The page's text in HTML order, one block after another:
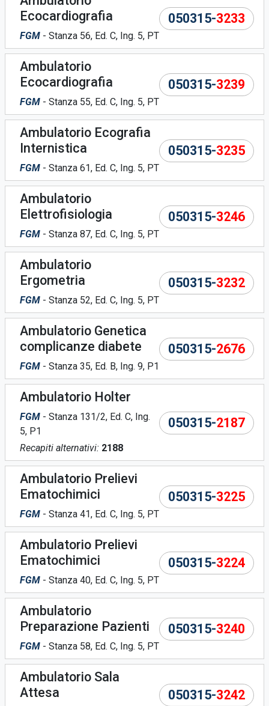
Ecocardiografia
FGM - Stanza 56, Ed. C, Ing. 5, PT
050315-3233
Ambulatorio
Ecocardiografia
FGM - Stanza 55, Ed. C, Ing. 5, PT
050315-3239
Ambulatorio Ecografia
Internistica
FGM - Stanza 61, Ed. C, Ing. 5, PT
050315-3235
Ambulatorio
Elettrofisiologia
FGM - Stanza 87, Ed. C, Ing. 5, PT
050315-3246
Ambulatorio
Ergometria
FGM - Stanza 52, Ed. C, Ing. 5, PT
050315-3232
Ambulatorio Genetica
complicanze diabete
FGM - Stanza 35, Ed. B, Ing. 9, P1
050315-2676
Ambulatorio Holter
FGM - Stanza 131/2, Ed. C, Ing.
5, P1
Recapiti alternativi: 2188
050315-2187
Ambulatorio Prelievi
Ematochimici
FGM - Stanza 41, Ed. C, Ing. 5, PT
050315-3225
Ambulatorio Prelievi
Ematochimici
FGM - Stanza 40, Ed. C, Ing. 5, PT
050315-3224
Ambulatorio
Preparazione Pazienti
FGM - Stanza 58, Ed. C, Ing. 5, PT
050315-3240
Ambulatorio Sala
Attesa
050315-3242